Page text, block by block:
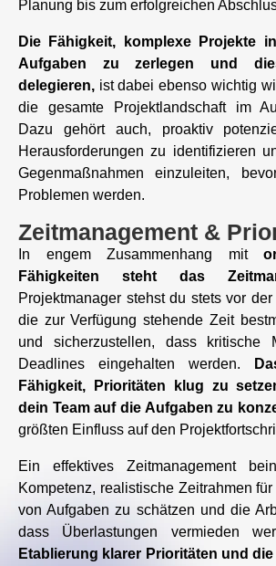
Planung bis zum erfolgreichen
Die Fähigkeit, komplexe Projekte
Aufgaben zu zerlegen und
delegieren, ist dabei ebenso wichtig
die gesamte Projektlandschaft im
Dazu gehört auch, proaktiv
Herausforderungen zu identifizieren
Gegenmaßnahmen einzuleiten,
Problemen werden.
Zeitmanagement &
In engem Zusammenhang mit
Fähigkeiten steht das
Projektmanager stehst du stets vor
die zur Verfügung stehende Zeit
und sicherzustellen, dass kritische
Deadlines eingehalten werden.
Fähigkeit, Prioritäten klug zu
dein Team auf die Aufgaben zu
größten Einfluss auf den
Ein effektives Zeitmanagement
Kompetenz, realistische Zeitrahmen
von Aufgaben zu schätzen und die
dass Überlastungen vermieden
Etablierung klarer Prioritäten und